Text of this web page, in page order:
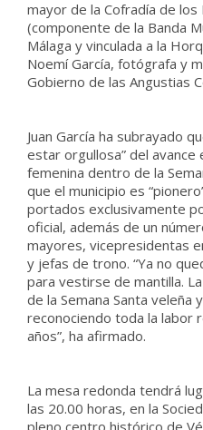
mayor de la Cofradía de los
(componente de la Banda
Málaga y vinculada a la
Noemí García, fotógrafa y
Gobierno de las Angustias
Juan García ha subrayado
estar orgullosa” del
femenina dentro de la
que el municipio es
portados exclusivamente
oficial, además de un
mayores, vicepresidentas
y jefas de trono. “Ya no
para vestirse de mantilla.
de la Semana Santa veleña
reconociendo toda la labor
años”, ha afirmado.
La mesa redonda tendrá
las 20.00 horas, en la
pleno centro histórico de